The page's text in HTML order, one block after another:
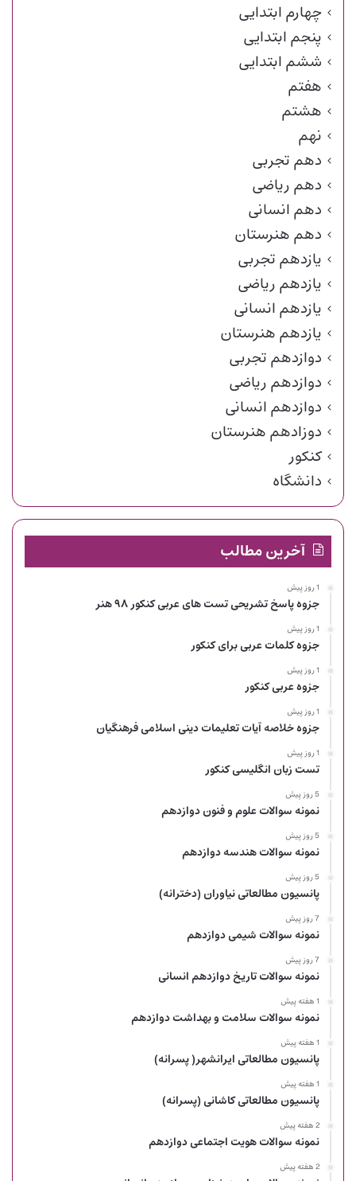
چهارم ابتدایی
پنجم ابتدایی
ششم ابتدایی
هفتم
هشتم
نهم
دهم تجربی
دهم ریاضی
دهم انسانی
دهم هنرستان
یازدهم تجربی
یازدهم ریاضی
یازدهم انسانی
یازدهم هنرستان
دوازدهم تجربی
دوازدهم ریاضی
دوازدهم انسانی
دوزادهم هنرستان
کنکور
دانشگاه
آخرین مطالب
1 روز پیش
جزوه پاسخ تشریحی تست های عربی کنکور ۹۸ هنر
1 روز پیش
جزوه کلمات عربی برای کنکور
1 روز پیش
جزوه عربی کنکور
1 روز پیش
جزوه خلاصه آیات تعلیمات دینی اسلامی فرهنگیان
1 روز پیش
تست زبان انگلیسی کنکور
5 روز پیش
نمونه سوالات علوم و فنون دوازدهم
5 روز پیش
نمونه سوالات هندسه دوازدهم
5 روز پیش
پانسیون مطالعاتی نیاوران (دخترانه)
7 روز پیش
نمونه سوالات شیمی دوازدهم
7 روز پیش
نمونه سوالات تاریخ دوازدهم انسانی
1 هفته پیش
نمونه سوالات سلامت و بهداشت دوازدهم
1 هفته پیش
پانسیون مطالعاتی ایرانشهر( پسرانه)
1 هفته پیش
پانسیون مطالعاتی کاشانی (پسرانه)
2 هفته پیش
نمونه سوالات هویت اجتماعی دوازدهم
2 هفته پیش